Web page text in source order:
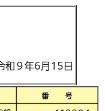
和９年6月15日